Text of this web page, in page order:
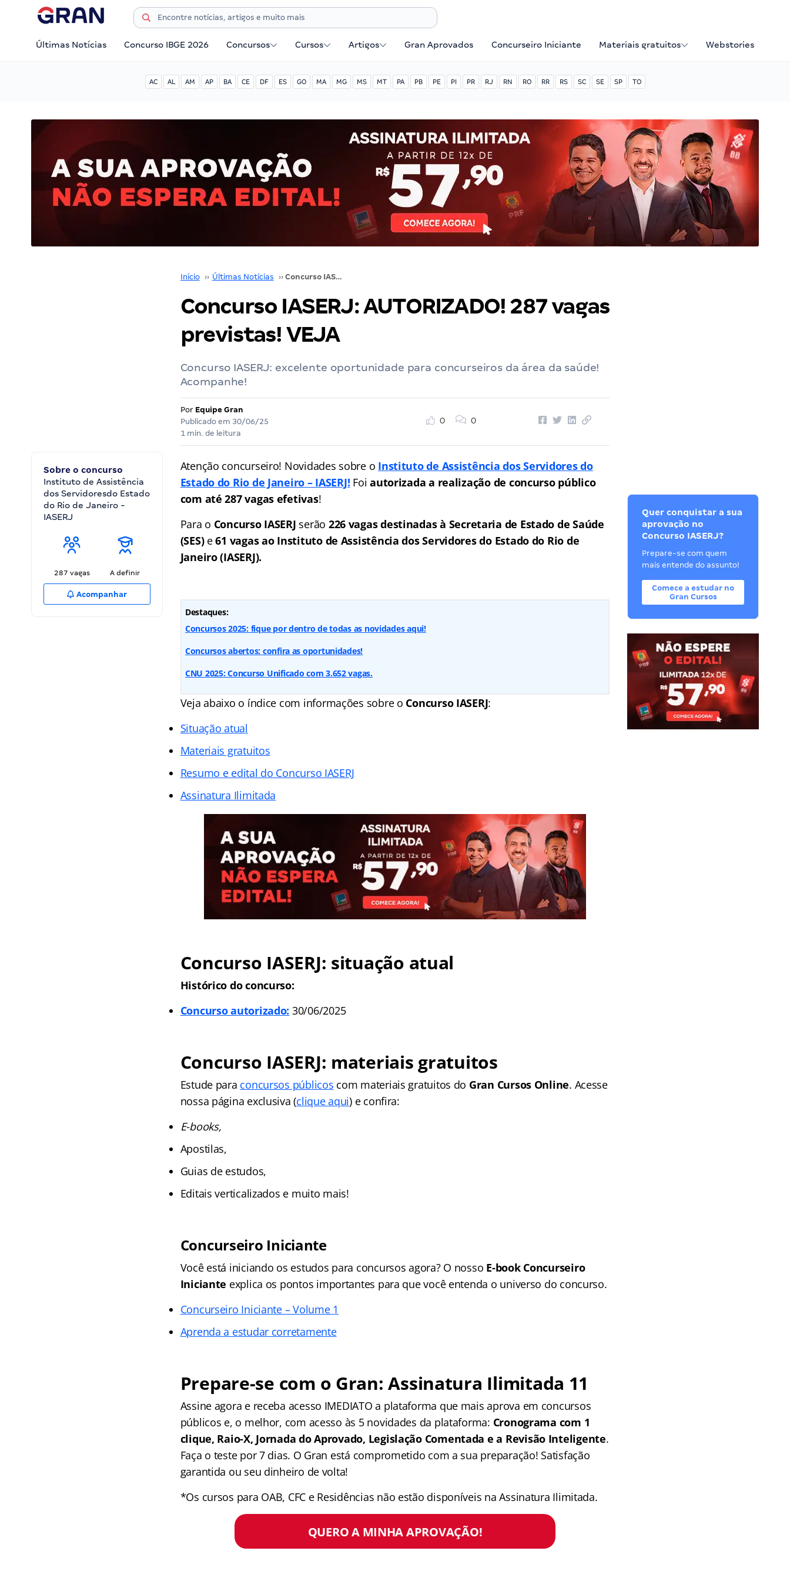
Últimas Notícias Concurso IBGE 2026 Concursos Cursos Artigos Gran Aprovados Concurseiro Iniciante Materiais gratuitos Webstories
AC AL AM AP BA CE DF ES GO MA MG MS MT PA PB PE PI PR RJ RN RO RR RS SC SE SP TO
Início ›› Últimas Notícias ›› Concurso IASERJ: AUTORIZADO! 287 vagas previstas! VEJA
Concurso IASERJ: AUTORIZADO! 287 vagas
previstas! VEJA
Concurso IASERJ: excelente oportunidade para concurseiros da área da saúde!
Acompanhe!
Por Equipe Gran
Publicado em 30/06/25
1 min. de leitura
0 0
Sobre o concurso
Instituto de Assistência
dos Servidoresdo Estado
do Rio de Janeiro -
IASERJ
287 vagas A definir
Acompanhar
Atenção concurseiro! Novidades sobre o Instituto de Assistência dos Servidores do
Estado do Rio de Janeiro – IASERJ! Foi autorizada a realização de concurso público
com até 287 vagas efetivas!
Para o Concurso IASERJ serão 226 vagas destinadas à Secretaria de Estado de Saúde
(SES)e61 vagas ao Instituto de Assistência dos Servidores do Estado do Rio de
Janeiro (IASERJ).
Destaques:
Concursos 2025: fique por dentro de todas as novidades aqui!
Concursos abertos: confira as oportunidades!
CNU 2025: Concurso Unificado com 3.652 vagas.
Veja abaixo o índice com informações sobre o Concurso IASERJ:
Situação atual
Materiais gratuitos
Resumo e edital do Concurso IASERJ
Assinatura Ilimitada
Concurso IASERJ: situação atual
Histórico do concurso:
Concurso autorizado: 30/06/2025
Concurso IASERJ: materiais gratuitos
Estude para concursos públicos com materiais gratuitos do Gran Cursos Online. Acesse
nossa página exclusiva (clique aqui) e confira:
E-books,
Apostilas,
Guias de estudos,
Editais verticalizados e muito mais!
Concurseiro Iniciante
Você está iniciando os estudos para concursos agora? O nosso E-book Concurseiro
Iniciante explica os pontos importantes para que você entenda o universo do concurso.
Concurseiro Iniciante – Volume 1
Aprenda a estudar corretamente
Prepare-se com o Gran: Assinatura Ilimitada 11
Assine agora e receba acesso IMEDIATO a plataforma que mais aprova em concursos
públicos e, o melhor, com acesso às 5 novidades da plataforma: Cronograma com 1
clique, Raio-X, Jornada do Aprovado, Legislação Comentada e a Revisão Inteligente.
Faça o teste por 7 dias. O Gran está comprometido com a sua preparação! Satisfação
garantida ou seu dinheiro de volta!
*Os cursos para OAB, CFC e Residências não estão disponíveis na Assinatura Ilimitada.
QUERO A MINHA APROVAÇÃO!
Quer conquistar a sua
aprovação no
Concurso IASERJ?
Prepare-se com quem
mais entende do assunto!
Comece a estudar no
Gran Cursos